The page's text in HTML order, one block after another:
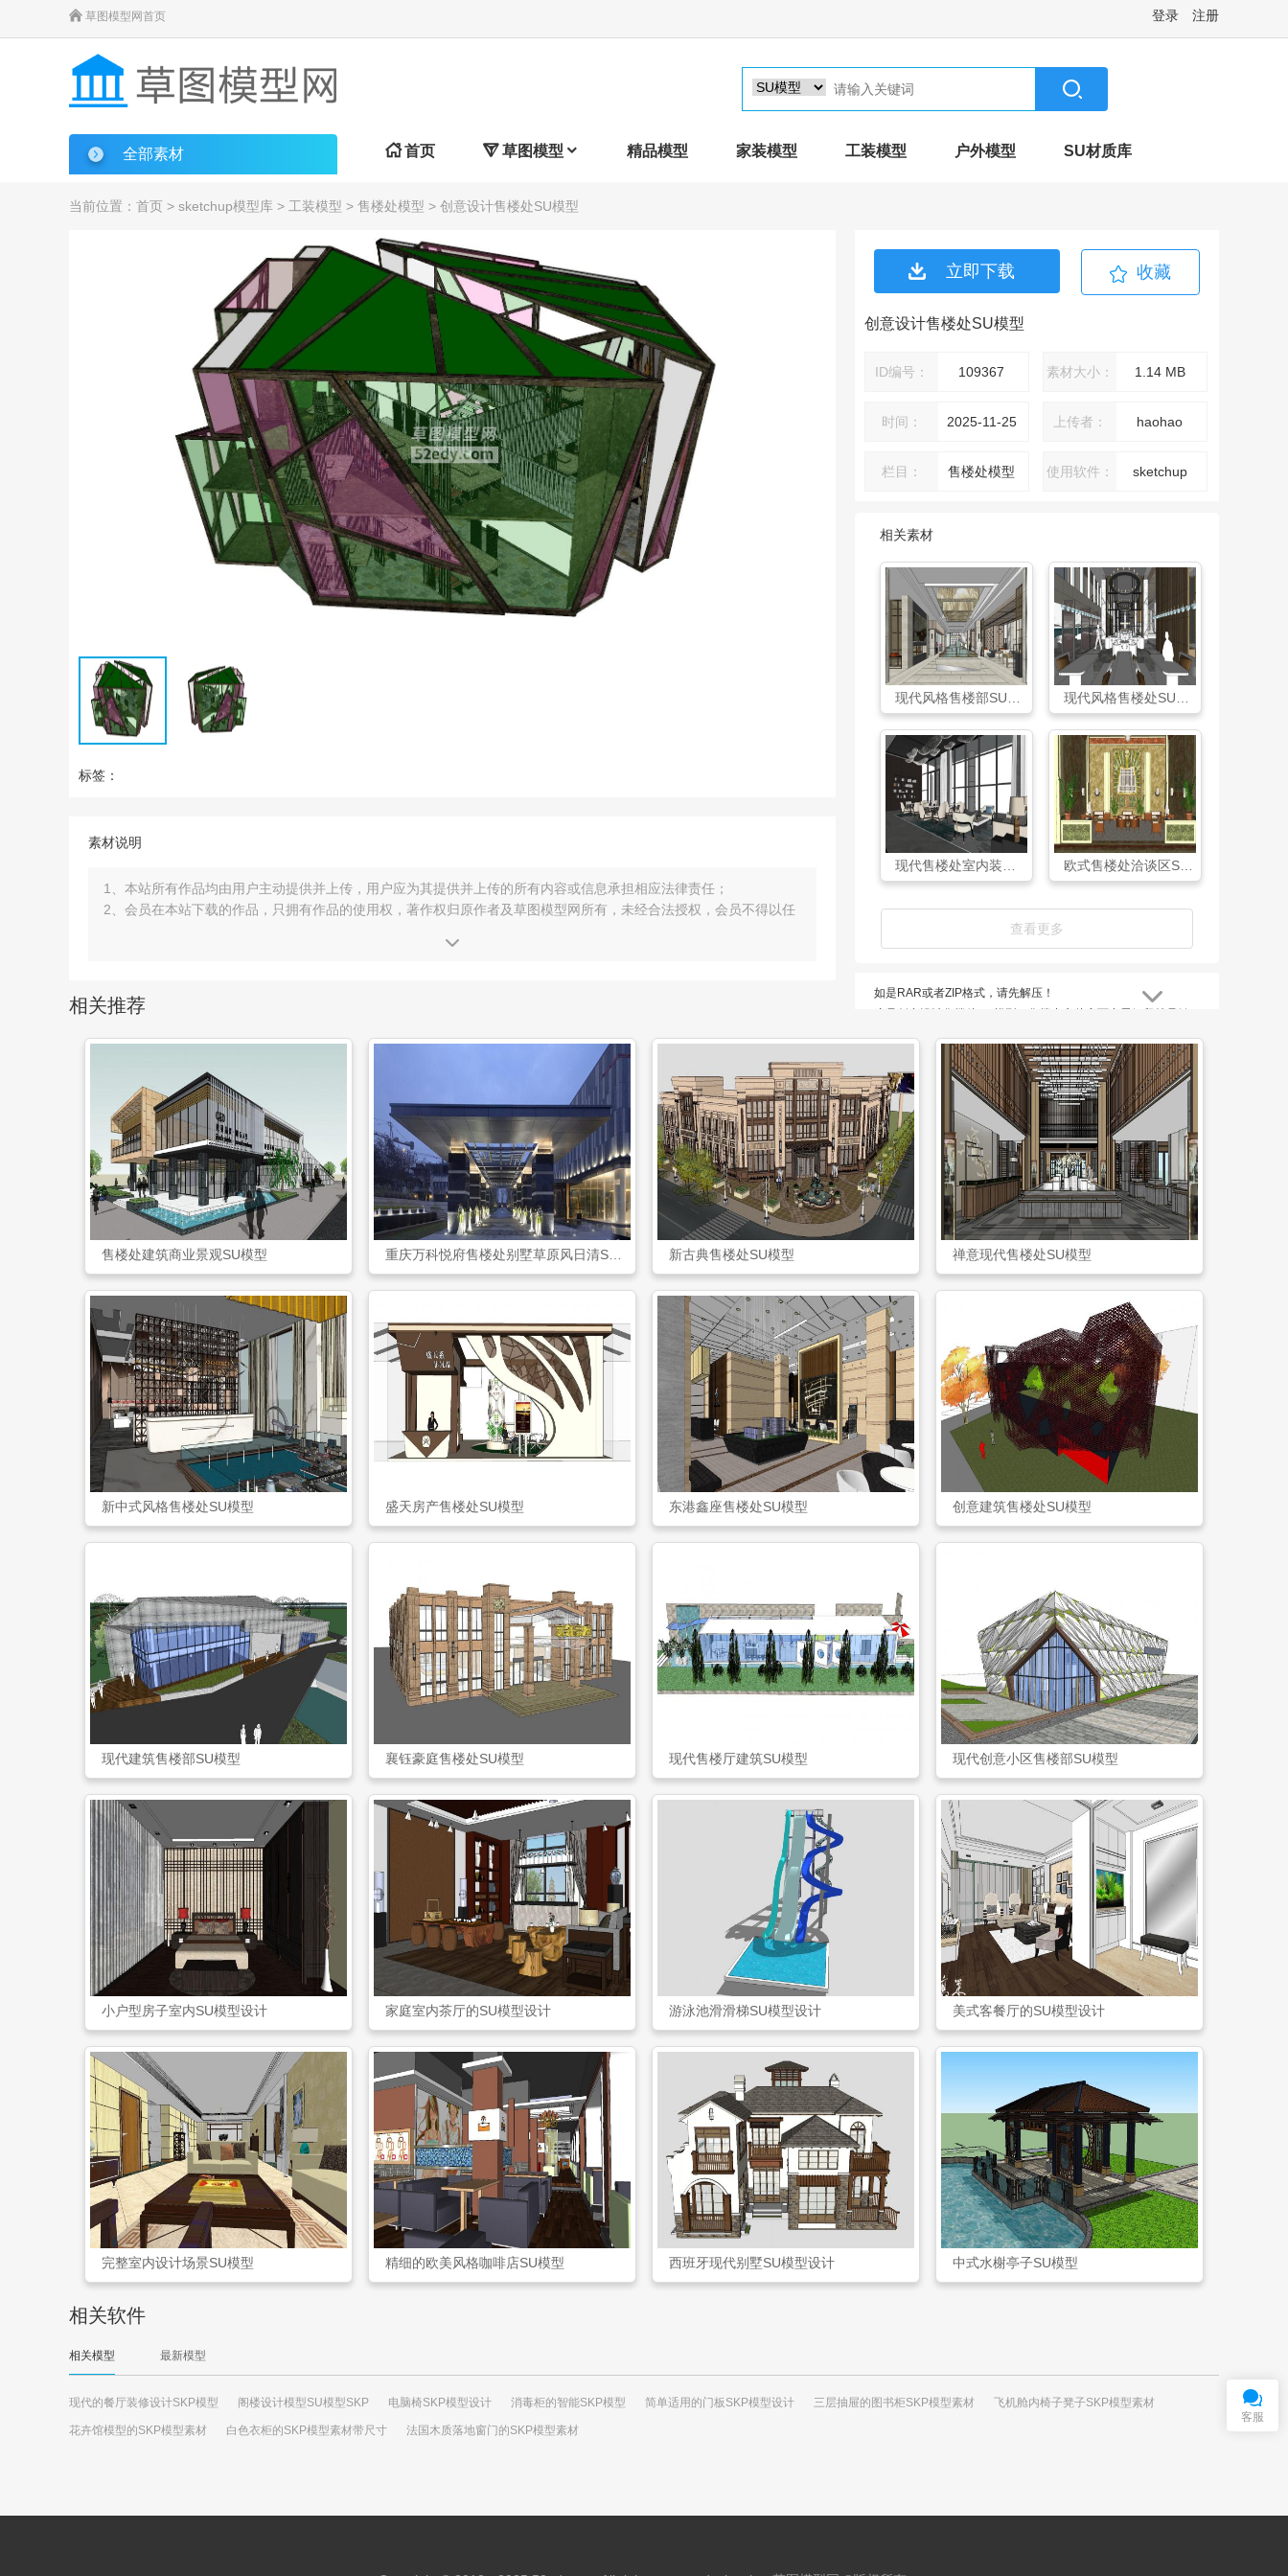
 草图模型网首页 登录 注册
全部素材 首页 草图模型  精品模型 家装模型 工装模型 户外模型 SU材质库
当前位置： 首页 > sketchup模型库 > 工装模型 > 售楼处模型 > 创意设计售楼处SU模型
标签：
素材说明
1、本站所有作品均由用户主动提供并上传，用户应为其提供并上传的所有内容或信息承担相应法律责任；
2、会员在本站下载的作品，只拥有作品的使用权，著作权归原作者及草图模型网所有，未经合法授权，会员不得以任
立即下载 收藏
创意设计售楼处SU模型
ID编号： 109367 素材大小： 1.14 MB
时间： 2025-11-25 上传者： haohao
栏目： 售楼处模型 使用软件： sketchup
相关素材
查看更多
如是RAR或者ZIP格式，请先解压！
售楼盘的场所，售楼处作为楼盘形象展示的主要场所，不仅仅是
接待、洽谈业务的地方，还是现场广告宣传的主要工具，通常也
是实际的交易地点。因此，作为直接影响客户第一视觉效果的售
楼处设计，一定要形象突出，体现楼盘特色，同时能激发客户的
良好心理感受，增强购买欲望。
创意设计售楼处SU模型是网友haohao上传于11-25，体积为
1.14 MB，所属栏目售楼处模型，ID编号109367。
相关推荐
售楼处建筑商业景观SU模型 新古典售楼处SU模型 禅意现代售楼处SU模型
新中式风格售楼处SU模型 盛天房产售楼处SU模型 东港鑫座售楼处SU模型 创意建筑售楼处SU模型
现代建筑售楼部SU模型 襄钰豪庭售楼处SU模型 现代售楼厅建筑SU模型 现代创意小区售楼部SU模型
小户型房子室内SU模型设计 家庭室内茶厅的SU模型设计 游泳池滑滑梯SU模型设计 美式客餐厅的SU模型设计
完整室内设计场景SU模型 精细的欧美风格咖啡店SU模型 西班牙现代别墅SU模型设计 中式水榭亭子SU模型
相关软件
相关模型 最新模型
现代的餐厅装修设计SKP模型 阁楼设计模型SU模型SKP 电脑椅SKP模型设计 消毒柜的智能SKP模型 简单适用的门板SKP模型设计 三层抽屉的图书柜SKP模型素材 飞机舱内椅子凳子SKP模型素材
花卉馆模型的SKP模型素材 白色衣柜的SKP模型素材带尺寸 法国木质落地窗门的SKP模型素材
客服
服
QQ交谈